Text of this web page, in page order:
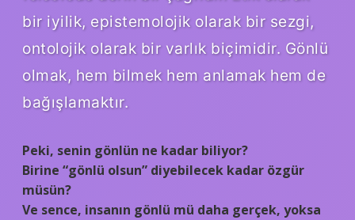
bir iyilik, epistemolojik olarak bir sezgi,
ontolojik olarak bir varlık biçimidir. Gönlü
olmak, hem bilmek hem anlamak hem de
bağışlamaktır.
Peki, senin gönlün ne kadar biliyor?
Birine “gönlü olsun” diyebilecek kadar özgür
müsün?
Ve sence, insanın gönlü mü daha gerçek, yoksa